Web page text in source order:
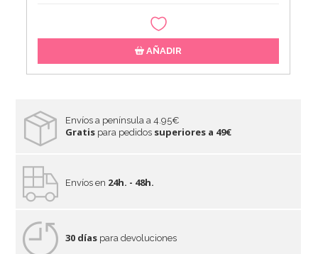
AÑADIR
Envíos a península a 4.95€
Gratis para pedidos superiores a 49€
Envíos en 24h. - 48h.
30 días para devoluciones